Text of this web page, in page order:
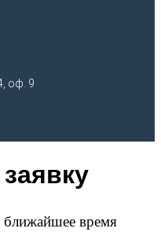
оф. 9
время